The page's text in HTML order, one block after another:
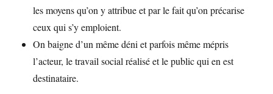
les moyens qu’on y attribue et par le fait qu’on précarise
ceux qui s’y emploient.
On baigne d’un même déni et parfois même mépris
l’acteur, le travail social réalisé et le public qui en est
destinataire.